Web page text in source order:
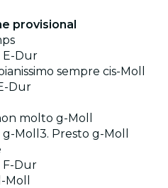
provisional
E-Dur
sempre cis-Moll
Dur
molto g-Moll
g-Moll3. Presto g-Moll
F-Dur